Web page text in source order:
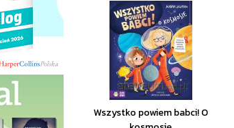
Wszystko powiem babci! O